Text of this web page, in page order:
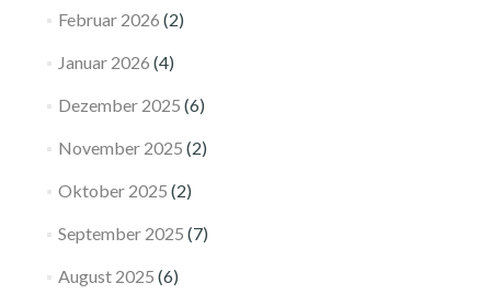
Februar 2026 (2)
Januar 2026 (4)
Dezember 2025 (6)
November 2025 (2)
Oktober 2025 (2)
September 2025 (7)
August 2025 (6)